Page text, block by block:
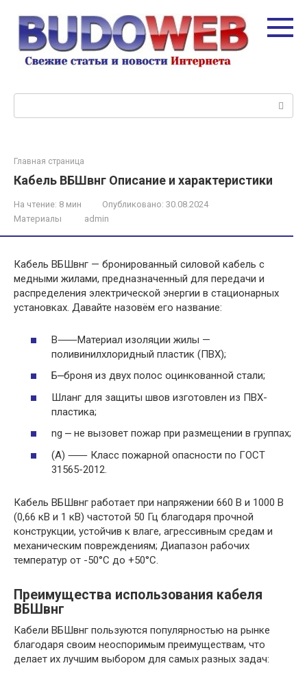
контенту
Главная страница
Кабель ВБШвнг Описание и характеристики
На чтение: 8 мин Опубликовано: 30.08.2024
Материалы
admin
Кабель ВБШвнг — бронированный силовой кабель с
медными жилами, предназначенный для передачи и
распределения электрической энергии в стационарных
установках.​ Давайте назовём его название:
B⸺Материал изоляции жилы —
поливинилхлоридный пластик (ПВХ);
Б⎼броня из двух полос оцинкованной стали;
Шланг для защиты швов изготовлен из ПВХ-
пластика;
ng ⎼ не вызовет пожар при размещении в группах;
(А) ⸺ Класс пожарной опасности по ГОСТ
31565-2012.​
Кабель ВБШвнг работает при напряжении 660 В и 1000 В
(0,66 кВ и 1 кВ) частотой 50 Гц благодаря прочной
конструкции, устойчив к влаге, агрессивным средам и
механическим повреждениям; Диапазон рабочих
температур от -50°C до +50°C.​
Преимущества использования кабеля
ВБШвнг
Кабели ВБШвнг пользуются популярностью на рынке
благодаря своим неоспоримым преимуществам, что
делает их лучшим выбором для самых разных задач: